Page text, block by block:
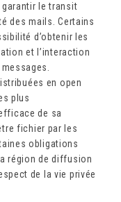
le transit
des mails. Certains
d’obtenir les
et l’interaction
en open
plus
de sa
fichier par les
obligations
région de diffusion
de la vie privée